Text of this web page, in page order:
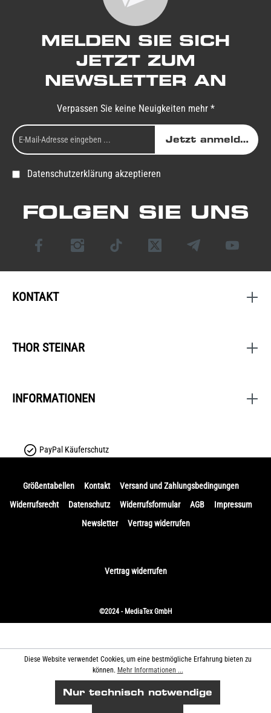
MELDEN SIE SICH
JETZT ZUM
NEWSLETTER AN
Verpassen Sie keine Neuigkeiten mehr *
Jetzt anmelden
Datenschutzerklärung akzeptieren
FOLGEN SIE UNS
KONTAKT
THOR STEINAR
INFORMATIONEN
PayPal Käuferschutz
Größentabellen Kontakt
Versand und Zahlungsbedingungen
Widerrufsrecht
Datenschutz Widerrufsformular AGB
Impressum
Newsletter
Vertrag widerrufen
Vertrag widerrufen
©2024 - MediaTex GmbH
Diese Website verwendet Cookies, um eine bestmögliche Erfahrung bieten zu
können. Mehr Informationen ...
Nur technisch notwendige